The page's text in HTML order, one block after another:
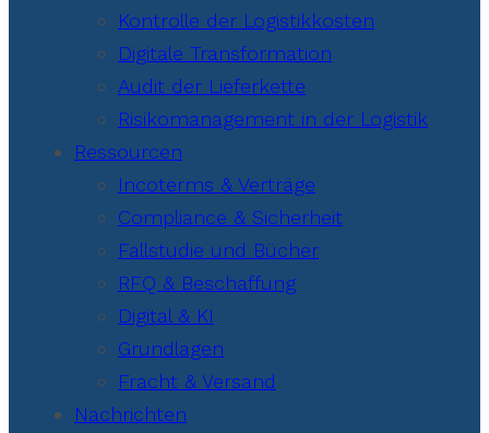
Kontrolle der Logistikkosten
Digitale Transformation
Audit der Lieferkette
Risikomanagement in der Logistik
Ressourcen
Incoterms & Verträge
Compliance & Sicherheit
Fallstudie und Bücher
RFQ & Beschaffung
Digital & KI
Grundlagen
Fracht & Versand
Nachrichten